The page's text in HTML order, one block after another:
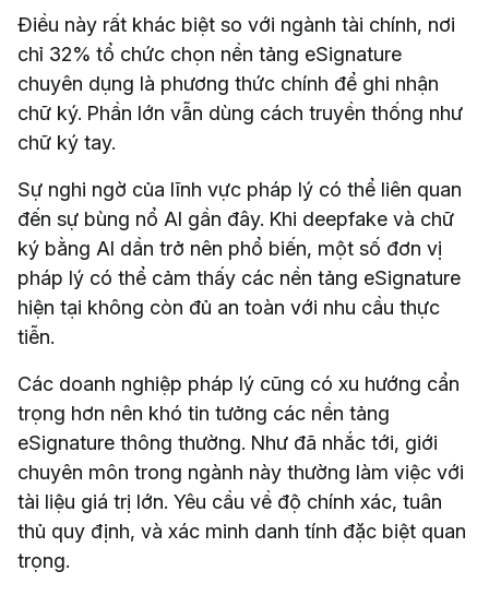
Điều này rất khác biệt so với ngành tài chính, nơi
chỉ 32% tổ chức chọn nền tảng eSignature
chuyên dụng là phương thức chính để ghi nhận
chữ ký. Phần lớn vẫn dùng cách truyền thống như
chữ ký tay.
Sự nghi ngờ của lĩnh vực pháp lý có thể liên quan
đến sự bùng nổ AI gần đây. Khi deepfake và chữ
ký bằng AI dần trở nên phổ biến, một số đơn vị
pháp lý có thể cảm thấy các nền tảng eSignature
hiện tại không còn đủ an toàn với nhu cầu thực
tiễn.
Các doanh nghiệp pháp lý cũng có xu hướng cẩn
trọng hơn nên khó tin tưởng các nền tảng
eSignature thông thường. Như đã nhắc tới, giới
chuyên môn trong ngành này thường làm việc với
tài liệu giá trị lớn. Yêu cầu về độ chính xác, tuân
thủ quy định, và xác minh danh tính đặc biệt quan
trọng.